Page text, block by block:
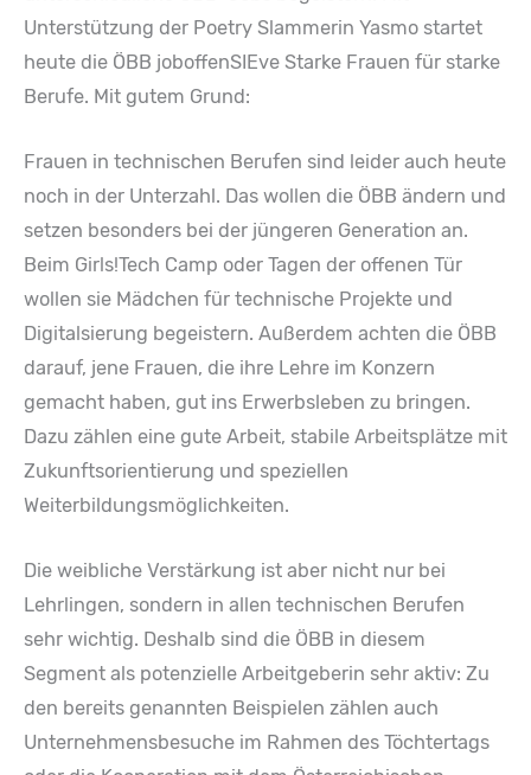
Unterstützung der Poetry Slammerin Yasmo startet
heute die ÖBB joboffenSIEve Starke Frauen für starke
Berufe. Mit gutem Grund:
Frauen in technischen Berufen sind leider auch heute
noch in der Unterzahl. Das wollen die ÖBB ändern und
setzen besonders bei der jüngeren Generation an.
Beim Girls!Tech Camp oder Tagen der offenen Tür
wollen sie Mädchen für technische Projekte und
Digitalsierung begeistern. Außerdem achten die ÖBB
darauf, jene Frauen, die ihre Lehre im Konzern
gemacht haben, gut ins Erwerbsleben zu bringen.
Dazu zählen eine gute Arbeit, stabile Arbeitsplätze mit
Zukunftsorientierung und speziellen
Weiterbildungsmöglichkeiten.
Die weibliche Verstärkung ist aber nicht nur bei
Lehrlingen, sondern in allen technischen Berufen
sehr wichtig. Deshalb sind die ÖBB in diesem
Segment als potenzielle Arbeitgeberin sehr aktiv: Zu
den bereits genannten Beispielen zählen auch
Unternehmensbesuche im Rahmen des Töchtertags